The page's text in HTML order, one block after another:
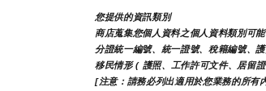
您提供的資訊類別
商店蒐集您個人資料之個人資料類別可
分證統一編號、統一證號、稅籍編號、
移民情形 ( 護照、工作許可文件、居留
[注意：請務必列出適用於您業務的所有